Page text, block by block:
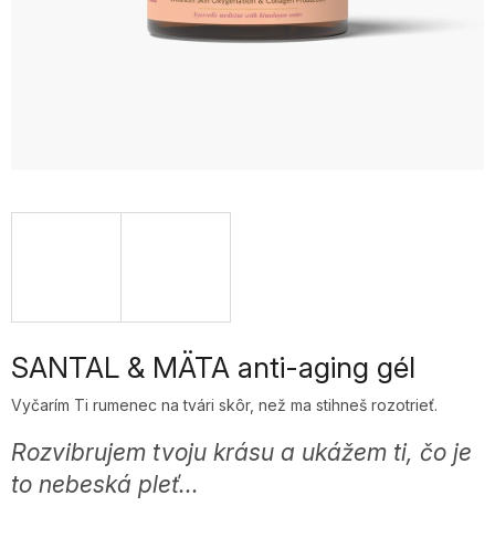
SANTAL & MÄTA anti-aging gél
Vyčarím Ti rumenec na tvári skôr, než ma stihneš rozotrieť.
Rozvibrujem tvoju krásu a ukážem ti, čo je
to nebeská pleť...